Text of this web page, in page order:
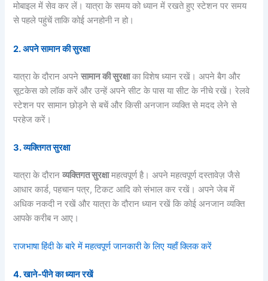
मोबाइल में सेव कर लें। यात्रा के समय को ध्यान में रखते हुए स्टेशन पर समय
से पहले पहुंचें ताकि कोई अनहोनी न हो।
2.अपने सामान की सुरक्षा
यात्रा के दौरान अपनेसामान की सुरक्षाका विशेष ध्यान रखें। अपने बैग और
सूटकेस को लॉक करें और उन्हें अपने सीट के पास या सीट के नीचे रखें। रेलवे
स्टेशन पर सामान छोड़ने से बचें और किसी अनजान व्यक्ति से मदद लेने से
परहेज करें।
3.व्यक्तिगत सुरक्षा
यात्रा के दौरानव्यक्तिगत सुरक्षामहत्वपूर्ण है। अपने महत्वपूर्ण दस्तावेज़ जैसे
आधार कार्ड, पहचान पत्र, टिकट आदि को संभाल कर रखें। अपने जेब में
अधिक नकदी न रखें और यात्रा के दौरान ध्यान रखें कि कोई अनजान व्यक्ति
आपके करीब न आए।
राजभाषा हिंदी के बारे में महत्वपूर्ण जानकारी के लिए यहाँ क्लिक करें
4.खाने-पीने का ध्यान रखें